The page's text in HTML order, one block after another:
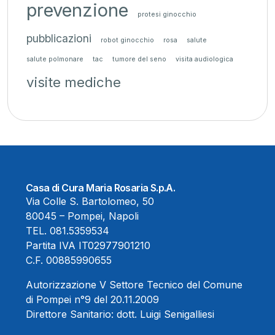
prevenzione protesi ginocchio
pubblicazioni robot ginocchio rosa salute
salute polmonare tac tumore del seno visita audiologica
visite mediche
Casa di Cura Maria Rosaria S.p.A.
Via Colle S. Bartolomeo, 50
80045 – Pompei, Napoli
TEL. 081.5359534
Partita IVA IT02977901210
C.F. 00885990655
Autorizzazione V Settore Tecnico del Comune
di Pompei n°9 del 20.11.2009
Direttore Sanitario: dott. Luigi Senigalliesi